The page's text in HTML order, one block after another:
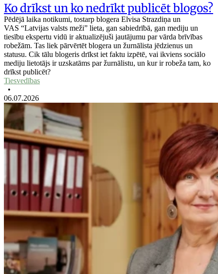
Ko drīkst un ko nedrīkt publicēt blogos?
Pēdējā laika notikumi, tostarp blogera Elvisa Strazdiņa un
VAS “Latvijas valsts meži” lieta, gan sabiedrībā, gan mediju un
tiesību ekspertu vidū ir aktualizējuši jautājumu par vārda brīvības
robežām. Tas liek pārvērtēt blogera un žurnālista jēdzienus un
statusu. Cik tālu blogeris drīkst iet faktu izpētē, vai ikviens sociālo
mediju lietotājs ir uzskatāms par žurnālistu, un kur ir robeža tam, ko
drīkst publicēt?
Tiesvedības
•
06.07.2026